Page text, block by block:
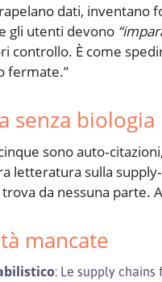
dati,
gli utenti devono
controllo. È come
fermate.”
senza biologia
sono
letteratura sulla
da nessuna parte.
mancate
: Le supply